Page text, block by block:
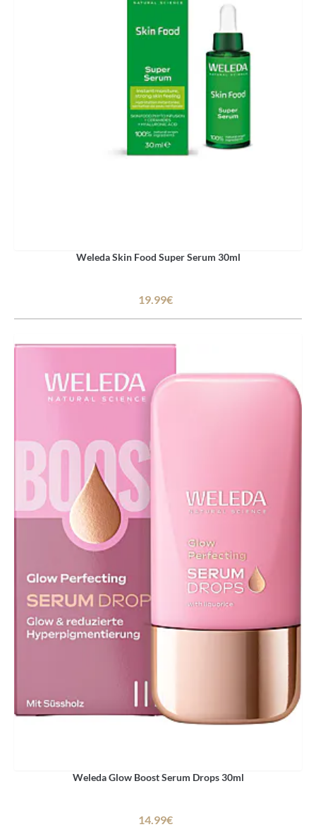
Weleda Skin Food Super Serum 30ml
19.99€
Weleda Glow Boost Serum Drops 30ml
14.99€